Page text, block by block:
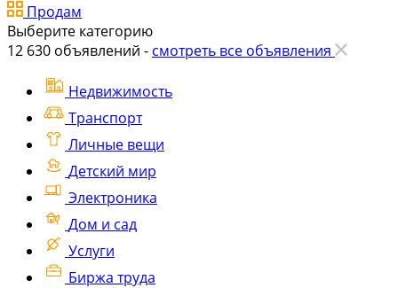
Продам
Выберите категорию
12 630 объявлений - смотреть все объявления
Недвижимость
Транспорт
Личные вещи
Детский мир
Электроника
Дом и сад
Услуги
Биржа труда